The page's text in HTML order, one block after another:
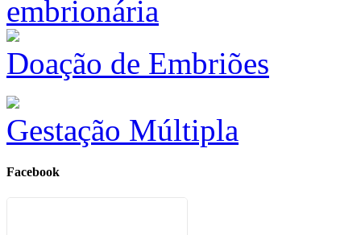
Doação de Embriões
Gestação Múltipla
Facebook